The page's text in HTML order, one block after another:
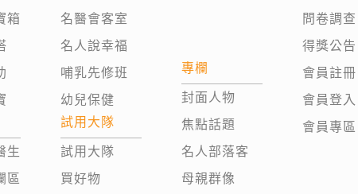
箱
生
區
名醫會客室
名人說幸福
哺乳先修班
幼兒保健
試用大隊
試用大隊
買好物
專欄
封面人物
焦點話題
名人部落客
母親群像
問卷調查
得獎公告
會員註冊
會員登入
會員專區